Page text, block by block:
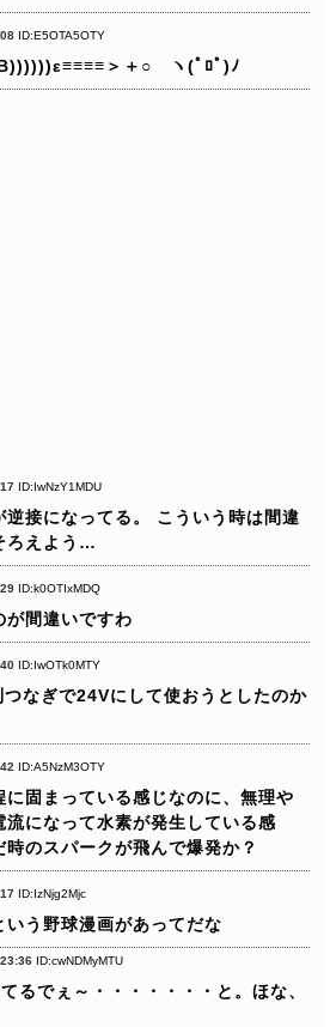
ID:E5OTA5OTY
＞＋○ ヽ(ﾟﾛﾟ)ﾉ
ID:IwNzY1MDU
接になってる。
こういう時は間違
ろえよう…
ID:k0OTIxMDQ
が間違いですわ
ID:IwOTk0MTY
なぎで24Vにして使おうとしたのか
ID:A5NzM3OTY
に固まっている感じなのに、無理や
流になって水素が発生している感
のスパークが飛んで爆発か？
ID:IzNjg2Mjc
う野球漫画があってだな
ID:cwNDMyMTU
るでぇ～・・・・・・・と。ほな、